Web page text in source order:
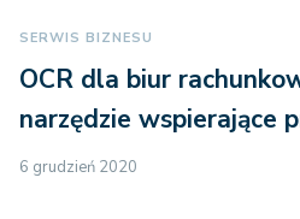
SERWIS BIZNESU
OCR dla biur
narzędzie wspierające
6 grudzień 2020